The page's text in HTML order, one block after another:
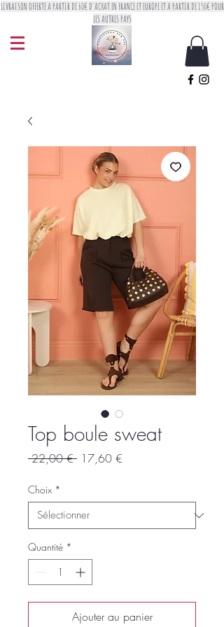
LIVRAISON OFFERTE A PARTIR DE 60€ D'ACHAT EN FRANCE ET EUROPE ET A PARTIR DE 150€ POUR
LES AUTRES PAYS
Top boule sweat
22,00 € Prix
17,60 €
Choix *
Quantité *
Ajouter au panier